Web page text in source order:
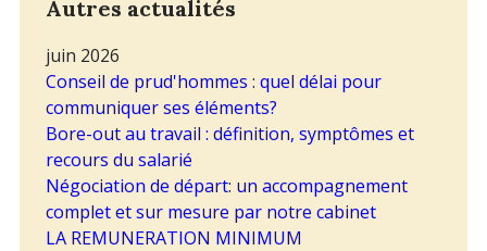
Autres actualités
juin 2026
Conseil de prud'hommes : quel délai pour
communiquer ses éléments?
Bore-out au travail : définition, symptômes et
recours du salarié
Négociation de départ: un accompagnement
complet et sur mesure par notre cabinet
LA REMUNERATION MINIMUM